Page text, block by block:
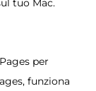
tuo Mac.
per
funziona